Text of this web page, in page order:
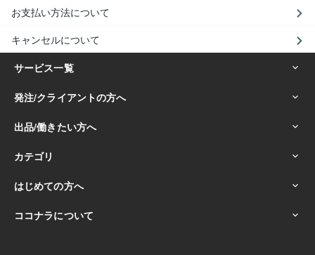
お支払い方法について
キャンセルについて